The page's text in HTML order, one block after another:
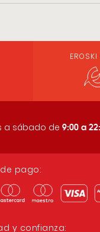
EROSKI
a sábado de 9:00 a
pago:
y confianza: